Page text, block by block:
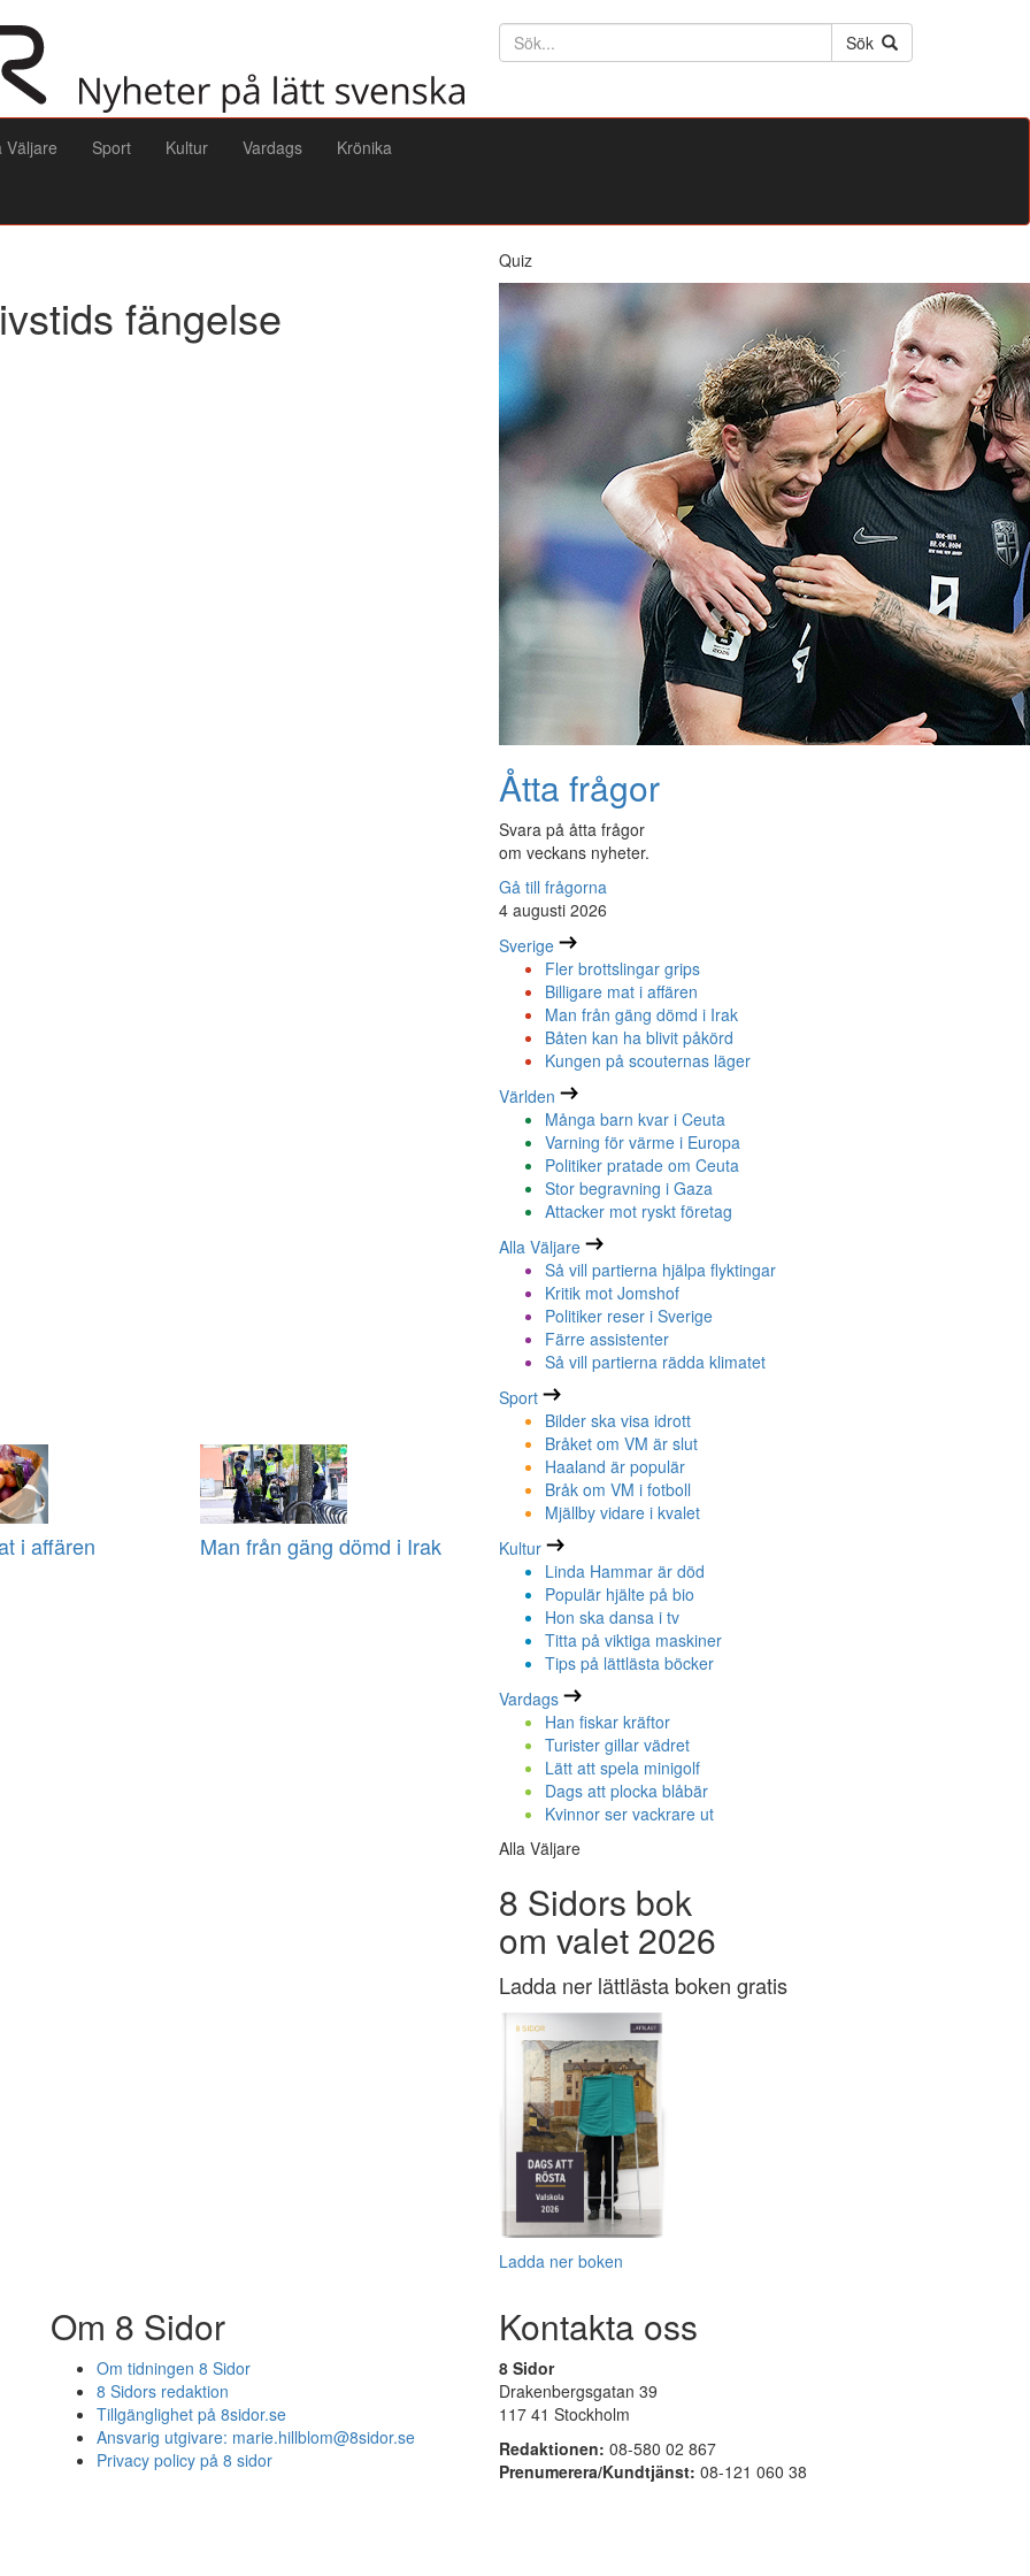
Söktext
Sök
Väljare Sport Kultur Vardags Krönika
fängelse
i affären Man från gäng dömd i Irak
Quiz
Åtta frågor
Svara på åtta frågor
om veckans nyheter.
Gå till frågorna
4 augusti 2026
Sverige
Fler brottslingar grips
Billigare mat i affären
Man från gäng dömd i Irak
Båten kan ha blivit påkörd
Kungen på scouternas läger
Världen
Många barn kvar i Ceuta
Varning för värme i Europa
Politiker pratade om Ceuta
Stor begravning i Gaza
Attacker mot ryskt företag
Alla Väljare
Så vill partierna hjälpa flyktingar
Kritik mot Jomshof
Politiker reser i Sverige
Färre assistenter
Så vill partierna rädda klimatet
Sport
Bilder ska visa idrott
Bråket om VM är slut
Haaland är populär
Bråk om VM i fotboll
Mjällby vidare i kvalet
Kultur
Linda Hammar är död
Populär hjälte på bio
Hon ska dansa i tv
Titta på viktiga maskiner
Tips på lättlästa böcker
Vardags
Han fiskar kräftor
Turister gillar vädret
Lätt att spela minigolf
Dags att plocka blåbär
Kvinnor ser vackrare ut
Alla Väljare
8 Sidors bok
om valet 2026
Ladda ner lättlästa boken gratis
Ladda ner boken
Om 8 Sidor
Om tidningen 8 Sidor
8 Sidors redaktion
Tillgänglighet på 8sidor.se
Ansvarig utgivare: marie.hillblom@8sidor.se
Privacy policy på 8 sidor
Kontakta oss
8 Sidor
Drakenbergsgatan 39
117 41 Stockholm
Redaktionen: 08-580 02 867
Prenumerera/Kundtjänst: 08-121 060 38